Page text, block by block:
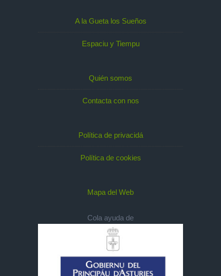
A la Gueta los Sueños
Espaciu y Tiempu
Quién somos
Contacta con nos
Política de privacidá
Política de cookies
Mapa del Web
Cola ayuda de